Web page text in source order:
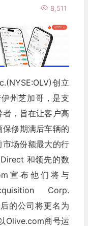
8,511
创立
州芝加哥，是支
，旨在让客户高
修期满后车辆的
场份额最大的行
和领先的数
宣布他们将与
Corp.
的公司将更名为
Olive.com商号运